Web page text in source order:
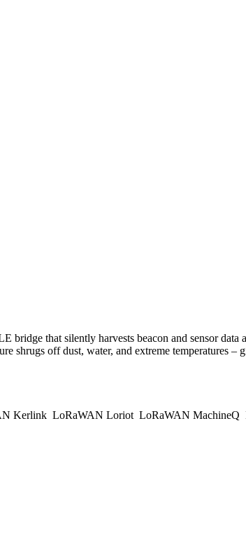
that silently harvests beacon and sensor data
off dust, water, and extreme temperatures –
Kerlink LoRaWAN Loriot LoRaWAN MachineQ